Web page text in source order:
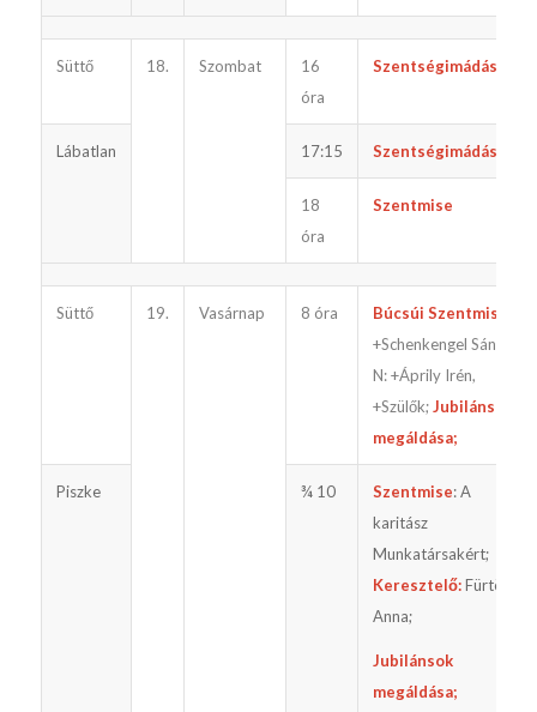
Süttő 18. Szombat
16
óra
Szentségimádás
Lábatlan 17:15 Szentségimádás
18
óra
Szentmise
Süttő 19. Vasárnap 8 óra Búcsúi Szentmise
+Schenkengel Sándor,
N: +Áprily Irén,
+Szülők;Jubilánsok
megáldása;
Piszke ¾ 10 Szentmise: A
karitász
Munkatársakért;
Keresztelő:Fürtös
Anna;
Jubilánsok
megáldása;